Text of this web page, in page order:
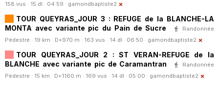
158 vus · 15 dl · 04:59 · gamondbaptiste2
TOUR QUEYRAS_JOUR 3 : REFUGE de la BLANCHE-LA
MONTA avec variante pic du Pain de Sucre
Randonnée
Pédestre · 19 km · D+970 m · 163 vus · 14 dl · 06:50 · gamondbaptiste2
TOUR QUEYRAS_JOUR 2 : ST VERAN-REFUGE de la
BLANCHE avec variante pic de Caramantran
Randonnée
Pédestre · 15 km · D+1160 m · 169 vus · 14 dl · 05:00 · gamondbaptiste2